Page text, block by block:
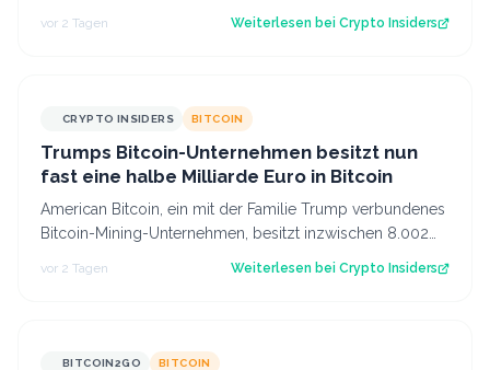
Altcoins wie XRP und Solana hab…
vor 2 Tagen Weiterlesen bei Crypto Insiders
CRYPTO INSIDERS BITCOIN
Trumps Bitcoin-Unternehmen besitzt nun
fast eine halbe Milliarde Euro in Bitcoin
American Bitcoin, ein mit der Familie Trump verbundenes
Bitcoin-Mining-Unternehmen, besitzt inzwischen 8.002
vor 2 Tagen Weiterlesen bei Crypto Insiders
BITCOIN2GO BITCOIN